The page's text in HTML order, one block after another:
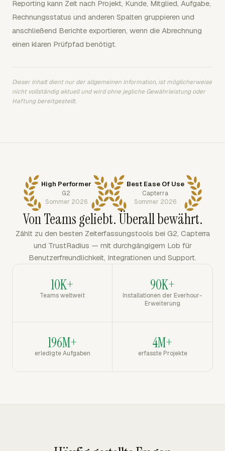
Reporting kann Zeit nach Projekt, Kunde, Mitglied, Aufgabe,
Rechnungsstatus und anderen Spalten gruppieren und
anschließend Berichte exportieren, wenn die Abrechnung
einen klaren Prüfpfad benötigt.
Dieser Inhalt dient nur der allgemeinen Information, ist möglicherweise
nicht vollständig aktuell und wird ohne jegliche Gewährleistung oder
Haftung bereitgestellt.
High Performer
G2
Sommer 2026
Best Ease Of Use
Capterra
Sommer 2026
Von Teams geliebt. Überall bewährt.
Zählt zu den besten Zeiterfassungstools bei G2, Capterra
und TrustRadius — mit durchgängigem Lob für
Benutzerfreundlichkeit, Integrationen und Support.
10K+
Teams weltweit
90K+
Installationen der Everhour-
Erweiterung
196M+
erledigte Aufgaben
4M+
erfasste Projekte